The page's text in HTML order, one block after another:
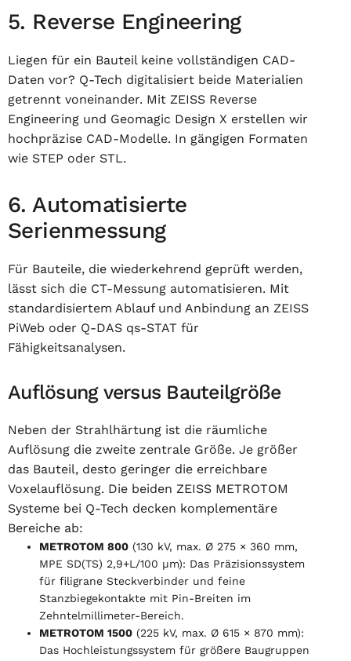
5. Reverse Engineering
Liegen für ein Bauteil keine vollständigen CAD-
Daten vor? Q-Tech digitalisiert beide Materialien
getrennt voneinander. Mit ZEISS Reverse
Engineering und Geomagic Design X erstellen wir
hochpräzise CAD-Modelle. In gängigen Formaten
wie STEP oder STL.
6. Automatisierte
Serienmessung
Für Bauteile, die wiederkehrend geprüft werden,
lässt sich die CT-Messung automatisieren. Mit
standardisiertem Ablauf und Anbindung an ZEISS
PiWeb oder Q-DAS qs-STAT für
Fähigkeitsanalysen.
Auflösung versus Bauteilgröße
Neben der Strahlhärtung ist die räumliche
Auflösung die zweite zentrale Größe. Je größer
das Bauteil, desto geringer die erreichbare
Voxelauflösung. Die beiden ZEISS METROTOM
Systeme bei Q-Tech decken komplementäre
Bereiche ab:
METROTOM 800 (130 kV, max. Ø 275 × 360 mm,
MPE SD(TS) 2,9+L/100 µm): Das Präzisionssystem
für filigrane Steckverbinder und feine
Stanzbiegekontakte mit Pin-Breiten im
Zehntelmillimeter-Bereich.
METROTOM 1500 (225 kV, max. Ø 615 × 870 mm):
Das Hochleistungssystem für größere Baugruppen